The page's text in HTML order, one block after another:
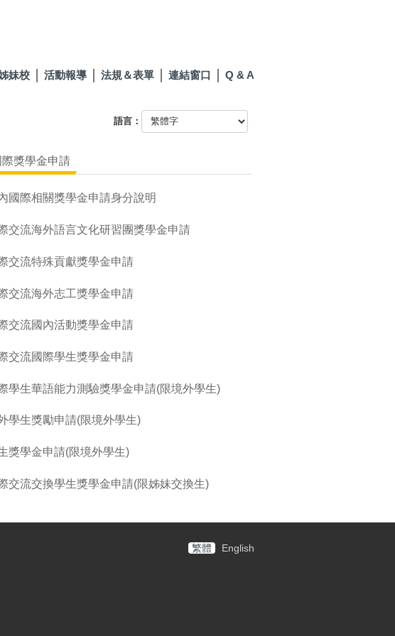
妹校 活動報導 法規＆表單 連結窗口 Q & A
語言：
獎學金申請
國際相關獎學金申請身分說明
交流海外語言文化研習團獎學金申請
交流特殊貢獻獎學金申請
交流海外志工獎學金申請
交流國內活動獎學金申請
交流國際學生獎學金申請
學生華語能力測驗獎學金申請(限境外學生)
學生獎勵申請(限境外學生)
獎學金申請(限境外學生)
交流交換學生獎學金申請(限姊妹交換生)
繁體 English